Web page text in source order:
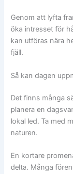
Genom att lyfta
öka intresset för
kan utföras nära
fjäll.
Så kan dagen
Det finns många
planera en
lokal led. Ta med
naturen.
En kortare
delta. Många